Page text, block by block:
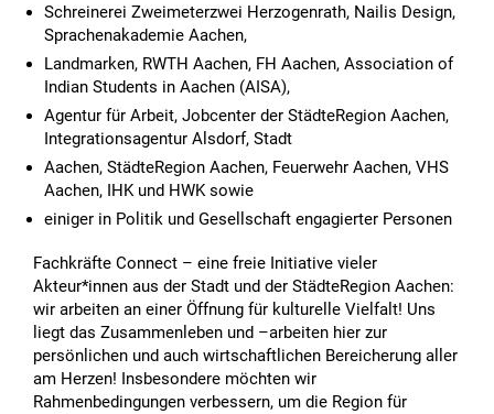
Schreinerei Zweimeterzwei Herzogenrath, Nailis Design,
Sprachenakademie Aachen,
Landmarken, RWTH Aachen, FH Aachen, Association of
Indian Students in Aachen (AISA),
Agentur für Arbeit, Jobcenter der StädteRegion Aachen,
Integrationsagentur Alsdorf, Stadt
Aachen, StädteRegion Aachen, Feuerwehr Aachen, VHS
Aachen, IHK und HWK sowie
einiger in Politik und Gesellschaft engagierter Personen
Fachkräfte Connect – eine freie Initiative vieler
Akteur*innen aus der Stadt und der StädteRegion Aachen:
wir arbeiten an einer Öffnung für kulturelle Vielfalt! Uns
liegt das Zusammenleben und –arbeiten hier zur
persönlichen und auch wirtschaftlichen Bereicherung aller
am Herzen! Insbesondere möchten wir
Rahmenbedingungen verbessern, um die Region für